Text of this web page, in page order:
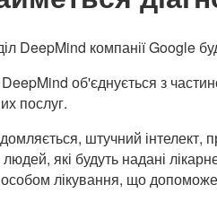
DeepMind компанії Google
об'єднується з
послуг.
штучний
які будуть надані
лікування, що